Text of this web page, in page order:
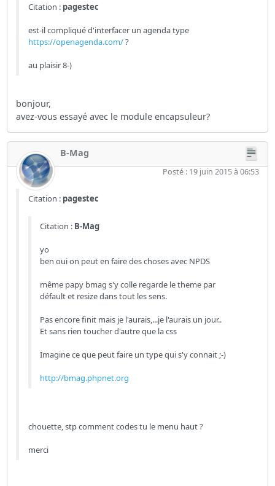
Citation : pagestec
est-il compliqué d'interfacer un agenda type
https://openagenda.com/?
au plaisir 8-)
bonjour,
avez-vous essayé avec le module encapsuleur?
B-Mag
Posté : 19 juin 2015 à 06:53
Citation : pagestec
Citation : B-Mag
yo
ben oui on peut en faire des choses avec NPDS
même papy bmag s'y colle regarde le theme par
défault et resize dans tout les sens.
Pas encore finit mais je l'aurais,...je l'aurais un jour..
Et sans rien toucher d'autre que la css
Imagine ce que peut faire un type qui s'y connait ;-)
http://bmag.phpnet.org
chouette, stp comment codes tu le menu haut ?
merci